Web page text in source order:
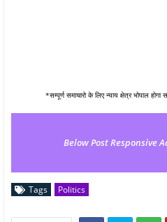
*सम्पूर्ण समाचारो के लिए न्याय क्षेत्र भोपाल होगा
Below Post Responsive
Tags Politics